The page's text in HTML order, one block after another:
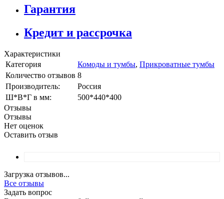
Гарантия
Кредит и рассрочка
Характеристики
Категория
Комоды и тумбы, Прикроватные тумбы
Количество отзывов 8
Производитель:
Россия
Ш*В*Г в мм:
500*440*400
Отзывы
Отзывы
Нет оценок
Оставить отзыв
Загрузка отзывов...
Все отзывы
Задать вопрос